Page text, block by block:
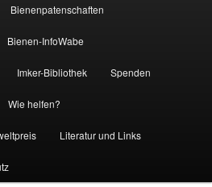
Bienenpatenschaften
Bienen-InfoWabe
Imker-Bibliothek Spenden
Wie helfen?
Literatur und Links